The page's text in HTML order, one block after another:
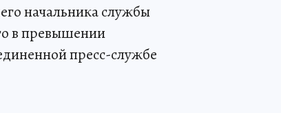
начальника службы
в превышении
пресс-службе